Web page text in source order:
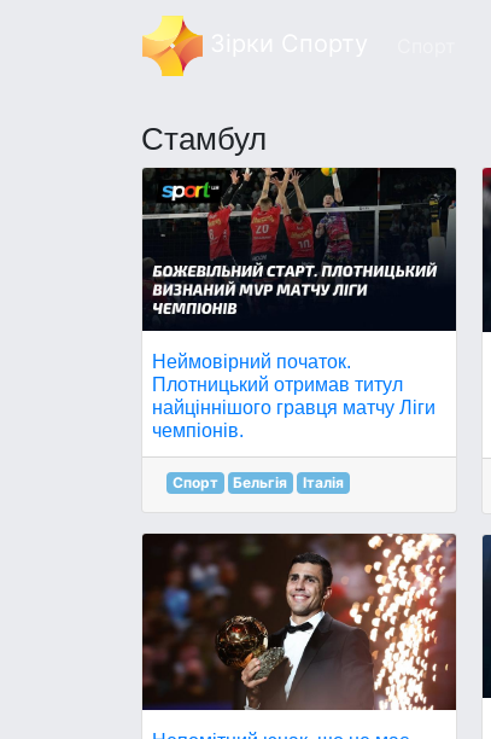
Стамбул
Неймовірний початок.
Плотницький отримав титул
найціннішого гравця матчу Ліги
чемпіонів.
Спорт Бельгія Італія